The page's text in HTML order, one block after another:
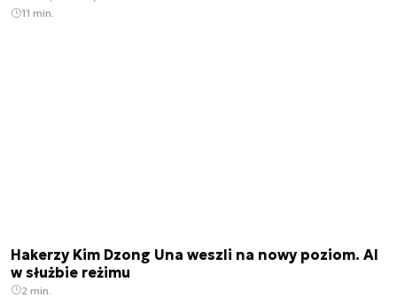
11 min.
Hakerzy Kim Dzong Una weszli na nowy poziom. AI
w służbie reżimu
2 min.